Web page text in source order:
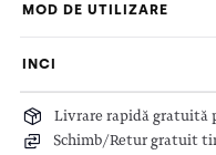
MOD DE UTILIZARE
INCI
Livrare rapidă gratuită
Schimb/Retur gratuit